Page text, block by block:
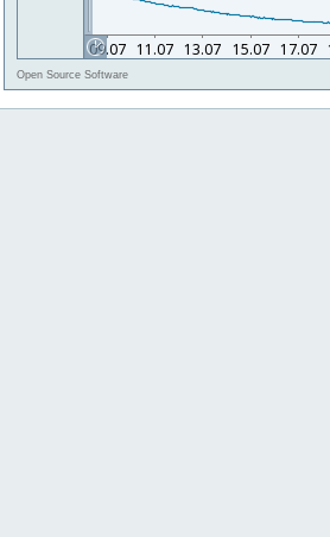
Open Source Software